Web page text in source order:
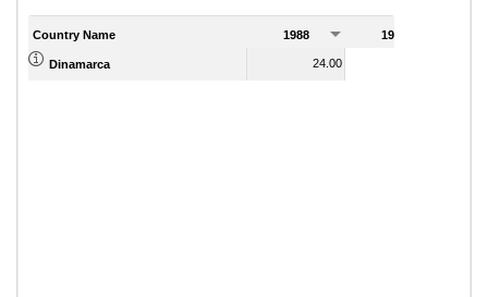
Country Name 1988 1989
Dinamarca 24.00